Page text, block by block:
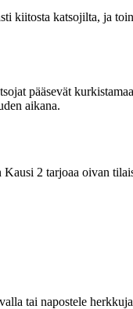
kiitosta katsojilta, ja
pääsevät
aikana.
2 tarjoaa oivan
tai napostele